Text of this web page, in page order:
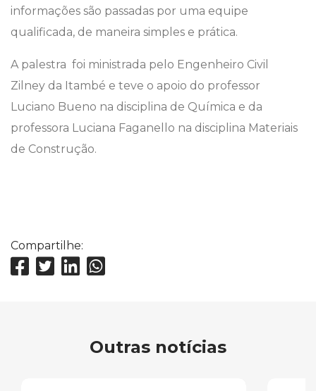
informações são passadas por uma equipe
qualificada, de maneira simples e prática.
A palestra foi ministrada pelo Engenheiro Civil
Zilney da Itambé e teve o apoio do professor
Luciano Bueno na disciplina de Química e da
professora Luciana Faganello na disciplina Materiais
de Construção.
Compartilhe:
Outras notícias